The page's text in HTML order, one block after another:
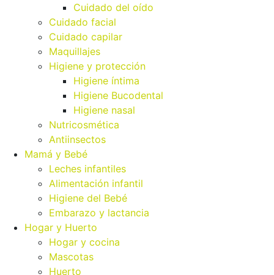
Cuidado del oído
Cuidado facial
Cuidado capilar
Maquillajes
Higiene y protección
Higiene íntima
Higiene Bucodental
Higiene nasal
Nutricosmética
Antiinsectos
Mamá y Bebé
Leches infantiles
Alimentación infantil
Higiene del Bebé
Embarazo y lactancia
Hogar y Huerto
Hogar y cocina
Mascotas
Huerto